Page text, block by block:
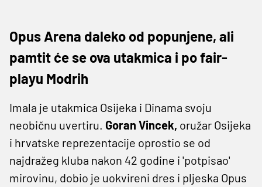
Opus Arena daleko od popunjene, ali
pamtit će se ova utakmica i po fair-
playu Modrih
Imala je utakmica Osijeka i Dinama svoju
neobičnu uvertiru. Goran Vincek, oružar Osijeka
i hrvatske reprezentacije oprostio se od
najdražeg kluba nakon 42 godine i 'potpisao'
mirovinu, dobio je uokvireni dres i pljeska Opus